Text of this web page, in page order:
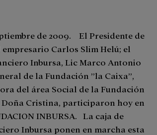
de 2009. El Presidente de
Carlos Slim Helú; el
Inbursa, Lic Marco Antonio
de la Fundación ”la Caixa”,
del área Social de la Fundación
Doña Cristina, participaron hoy en
INBURSA. La caja de
Inbursa ponen en marcha esta